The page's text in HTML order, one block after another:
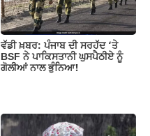
ਵੱਡੀ ਖ਼ਬਰ: ਪੰਜਾਬ ਦੀ ਸਰਹੱਦ ‘ਤੇ
BSF ਨੇ ਪਾਕਿਸਤਾਨੀ ਘੁਸਪੈਠੀਏ ਨੂੰ
ਗੋਲੀਆਂ ਨਾਲ ਭੁੰਨਿਆ!